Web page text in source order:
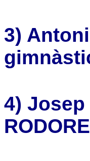
3)
4) Josep